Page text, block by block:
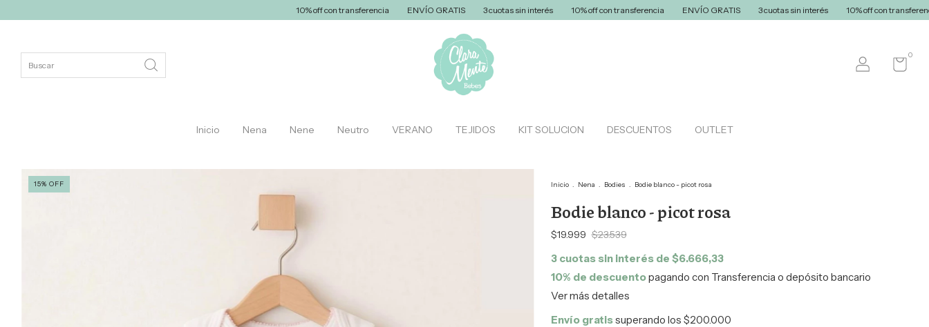
10% off con transferencia ENVÍO GRATIS 3 cuotas sin interés 10% off con transferencia ENVÍO GRATIS 3 cuotas sin interés 10% off con transferencia ENVÍO
0
Inicio Nena Nene Neutro VERANO TEJIDOS KIT SOLUCION DESCUENTOS OUTLET
15% OFF Inicio . Nena . Bodies . Bodie blanco - picot rosa
Bodie blanco - picot rosa
$19.999 $23.539
3 cuotas sin interés de $6.666,33
10% de descuentopagando con Transferencia o depósito bancario
Ver más detalles
Envío gratissuperando los $200.000